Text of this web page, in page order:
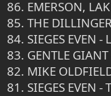
86. EMERSON,
85. THE
84. SIEGES EVEN
83. GENTLE
82. MIKE
81. SIEGES EVEN